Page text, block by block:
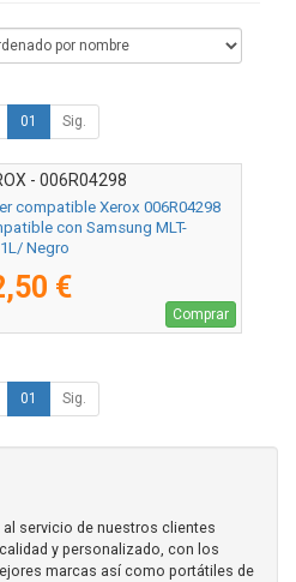
01 Sig.
- 006R04298
compatible Xerox 006R04298
con Samsung MLT-
Negro
€
Comprar
01 Sig.
servicio de nuestros clientes
y personalizado, con los
marcas así como portátiles de